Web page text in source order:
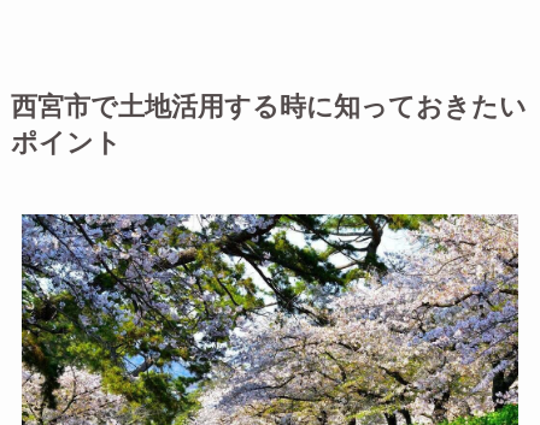
西宮市で土地活用する時に知っておきたい
ポイント